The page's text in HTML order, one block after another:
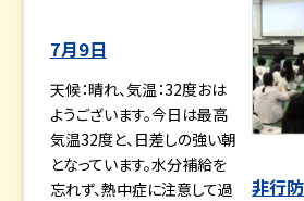
7月9日
天候：晴れ、気温：32度おは
ようございます。今日は最高
気温32度と、日差しの強い朝
となっています。水分補給を
忘れず、熱中症に注意して過
非行